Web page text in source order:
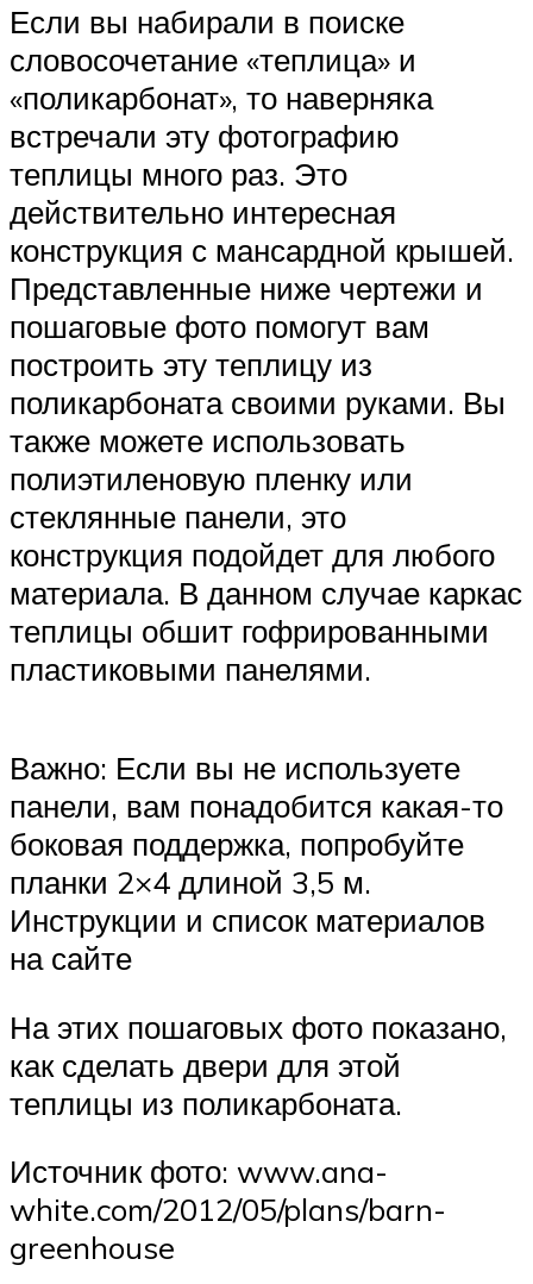
Если вы набирали в поиске
словосочетание «теплица» и
«поликарбонат», то наверняка
встречали эту фотографию
теплицы много раз. Это
действительно интересная
конструкция с мансардной крышей.
Представленные ниже чертежи и
пошаговые фото помогут вам
построить эту теплицу из
поликарбоната своими руками. Вы
также можете использовать
полиэтиленовую пленку или
стеклянные панели, это
конструкция подойдет для любого
материала. В данном случае каркас
теплицы обшит гофрированными
пластиковыми панелями.
Важно: Если вы не используете
панели, вам понадобится какая-то
боковая поддержка, попробуйте
планки 2×4 длиной 3,5 м.
Инструкции и список материалов
на сайте
На этих пошаговых фото показано,
как сделать двери для этой
теплицы из поликарбоната.
Источник фото: www.ana-
white.com/2012/05/plans/barn-
greenhouse